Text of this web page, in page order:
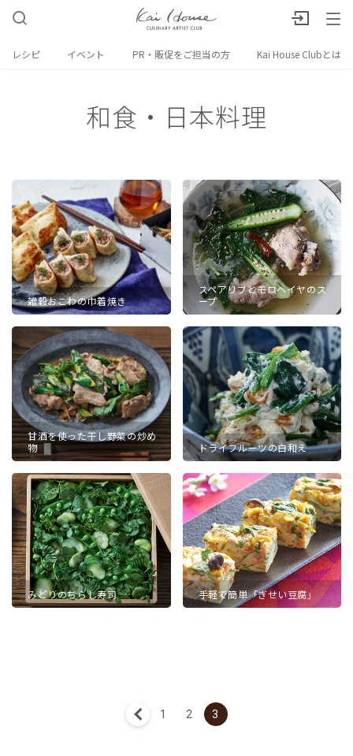
レシピ イベント PR・販促をご担当の方 Kai House Clubとは
和食・日本料理
雑穀おこわの巾着焼き
スペアリブとモロヘイヤのス
ープ
甘酒を使った干し野菜の炒め
物
ドライフルーツの白和え
みどりのちらし寿司 手軽で簡単「ぎせい豆腐」
« 前へ
1 2 3